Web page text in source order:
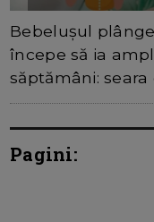
Bebelușul
începe să ia
săptămâni: seara
Pagini: